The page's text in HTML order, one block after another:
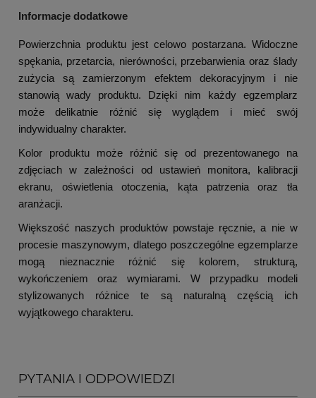
Informacje dodatkowe
Powierzchnia produktu jest celowo postarzana. Widoczne
spękania, przetarcia, nierówności, przebarwienia oraz ślady
zużycia są zamierzonym efektem dekoracyjnym i nie
stanowią wady produktu. Dzięki nim każdy egzemplarz
może delikatnie różnić się wyglądem i mieć swój
indywidualny charakter.
Kolor produktu może różnić się od prezentowanego na
zdjęciach w zależności od ustawień monitora, kalibracji
ekranu, oświetlenia otoczenia, kąta patrzenia oraz tła
aranżacji.
Większość naszych produktów powstaje ręcznie, a nie w
procesie maszynowym, dlatego poszczególne egzemplarze
mogą nieznacznie różnić się kolorem, strukturą,
wykończeniem oraz wymiarami. W przypadku modeli
stylizowanych różnice te są naturalną częścią ich
wyjątkowego charakteru.
PYTANIA I ODPOWIEDZI